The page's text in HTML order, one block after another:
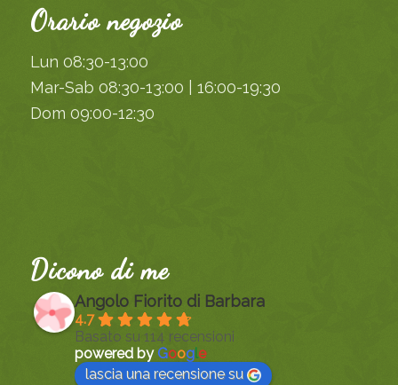
Orario negozio
Lun 08:30-13:00
Mar-Sab 08:30-13:00 | 16:00-19:30
Dom 09:00-12:30
Dicono di me
Angolo Fiorito di Barbara
4.7
Basato su 114 recensioni
powered byGoogle
lascia una recensione su